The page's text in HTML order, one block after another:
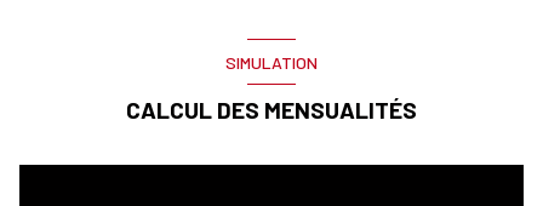
SIMULATION
CALCUL DES MENSUALITÉS